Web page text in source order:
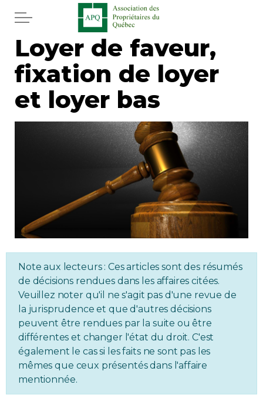
Aller au contenu principal
Accueil
Services
Mot de l'éditeur
Immobilier
Réglementation
Copropriété
Environnement
Loyer de faveur,
fixation de loyer
et loyer bas
Note aux lecteurs : Ces articles sont des résumés
de décisions rendues dans les affaires citées.
Veuillez noter qu'il ne s'agit pas d'une revue de
la jurisprudence et que d'autres décisions
peuvent être rendues par la suite ou être
différentes et changer l'état du droit. C'est
également le cas si les faits ne sont pas les
mêmes que ceux présentés dans l'affaire
mentionnée.